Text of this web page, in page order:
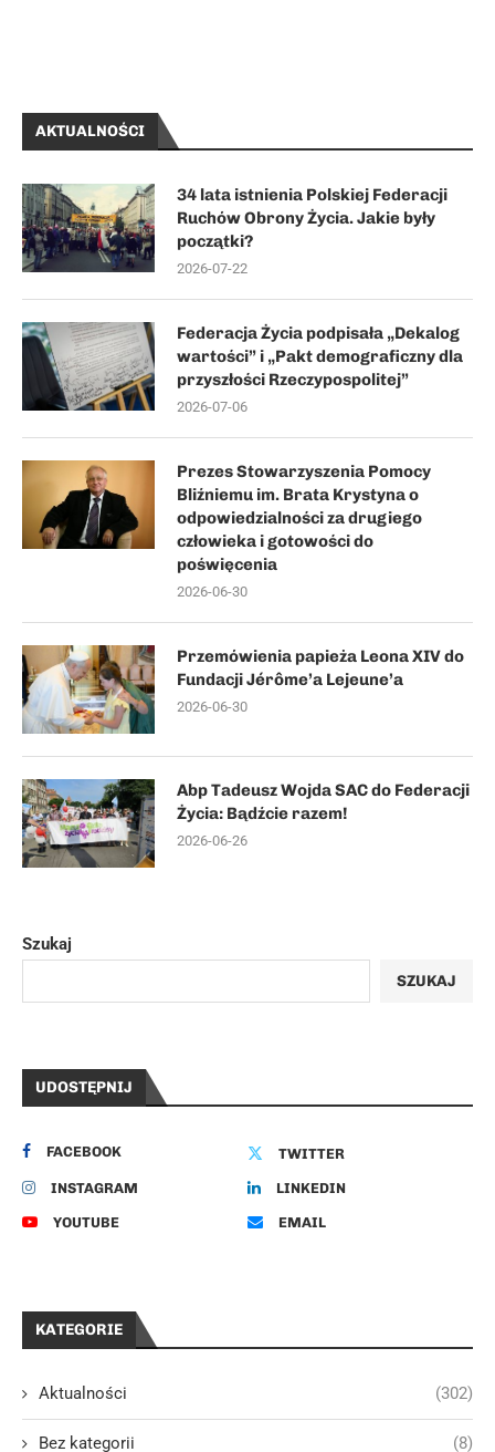
AKTUALNOŚCI
34 lata istnienia Polskiej Federacji
Ruchów Obrony Życia. Jakie były
początki?
2026-07-22
Federacja Życia podpisała „Dekalog
wartości” i „Pakt demograficzny dla
przyszłości Rzeczypospolitej”
2026-07-06
Prezes Stowarzyszenia Pomocy
Bliźniemu im. Brata Krystyna o
odpowiedzialności za drugiego
człowieka i gotowości do
poświęcenia
2026-06-30
Przemówienia papieża Leona XIV do
Fundacji Jérôme’a Lejeune’a
2026-06-30
Abp Tadeusz Wojda SAC do Federacji
Życia: Bądźcie razem!
2026-06-26
Szukaj
SZUKAJ
UDOSTĘPNIJ
FACEBOOK TWITTER
INSTAGRAM LINKEDIN
YOUTUBE EMAIL
KATEGORIE
Aktualności (302)
Bez kategorii (8)